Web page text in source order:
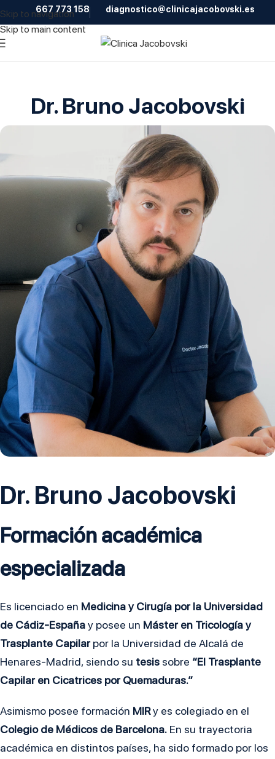
Skip to navigation
Skip to main content
667 773 158 diagnostico@clinicajacobovski.es
Dr. Bruno Jacobovski
Dr. Bruno Jacobovski
Formación académica
especializada
Es licenciado en Medicina y Cirugía por la Universidad
de Cádiz-Españay posee un Máster en Tricología y
Trasplante Capilar por la Universidad de Alcalá de
Henares-Madrid, siendo su tesis sobre “El Trasplante
Capilar en Cicatrices por Quemaduras.”
Asimismo posee formación MIRy es colegiado en el
Colegio de Médicos de Barcelona. En su trayectoria
académica en distintos países, ha sido formado por los